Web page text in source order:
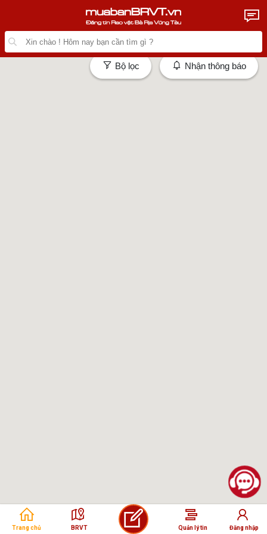
Bộ lọc Nhận thông báo
Trang chủ BRVT Quản lý tin Đăng nhập